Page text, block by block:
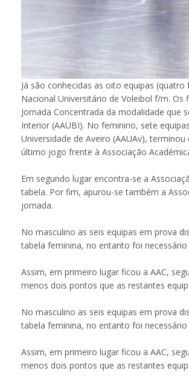
Já são conhecidas as oito equipas
Nacional Universitário de Voleibol f/m.
Jornada Concentrada da modalidade que
Interior (AAUBI). No feminino, sete
Universidade de Aveiro (AAUAv),
último jogo frente à Associação
Em segundo lugar encontra-se a
tabela. Por fim, apurou-se também a
jornada.
No masculino as seis equipas em prova
tabela feminina, no entanto foi
Assim, em primeiro lugar ficou a AAC,
menos dois pontos que as restantes
No masculino as seis equipas em prova
tabela feminina, no entanto foi
Assim, em primeiro lugar ficou a AAC,
menos dois pontos que as restantes